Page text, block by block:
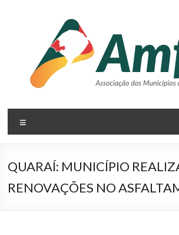
AMFRO
–
Associação
dos
Municípios
QUARAÍ: MUNICÍPIO
RENOVAÇÕES NO